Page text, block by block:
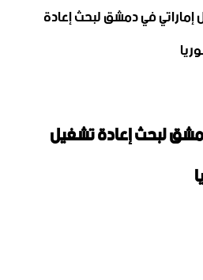
في دمشق لبحث إعادة
لبحث إعادة تشغيل